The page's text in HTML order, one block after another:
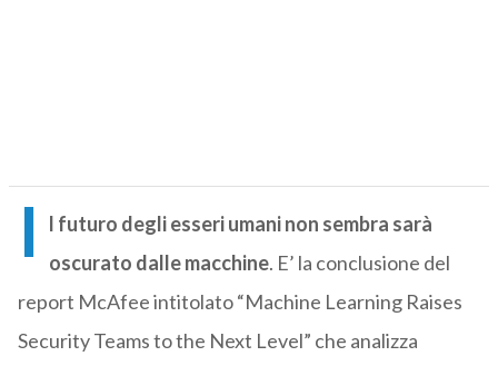
I
l futuro degli esseri umani non sembra sarà
oscurato dalle macchine. E’ la conclusione del
report McAfee intitolato “Machine Learning Raises
Security Teams to the Next Level” che analizza